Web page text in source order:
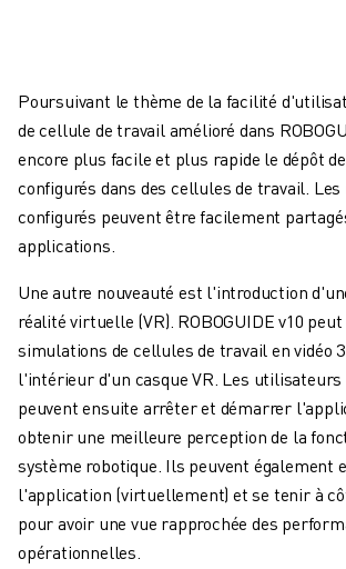
WORLDSKILLS ET JEUNES TALENTS
ÉVÉNEMENTS ÉDUCATIFS
ACTUALITÉS ET MÉDIAS
ACTUALITÉS ET MÉDIAS
EVÉNEMENTS
ÉVÉNEMENTS ÉDUCATIFS
A PROPOS DE FANUC
FANUC EN EUROPE
NOS SITES
DÉVELOPPEMENT DURABLE
CARRIÈRE
FAÇONNEZ VOTRE AVENIR AVEC FANUC
REJOIGNEZ-NOUS
CONTACT
CONTACT
LOCALISATION DES SITES
Poursuivant le thème de la facilité
de cellule de travail amélioré dans
encore plus facile et plus rapide le dépôt
configurés dans des cellules de travail.
configurés peuvent être facilement
applications.
Une autre nouveauté est l'introduction
réalité virtuelle (VR). ROBOGUIDE v10
simulations de cellules de travail en vidéo
l'intérieur d'un casque VR. Les utilisateurs
peuvent ensuite arrêter et démarrer
obtenir une meilleure perception de la
système robotique. Ils peuvent également
l'application (virtuellement) et se tenir à
pour avoir une vue rapprochée des
opérationnelles.